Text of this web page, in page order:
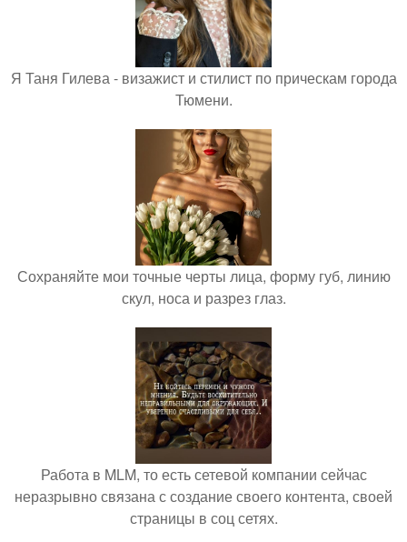
Я Таня Гилева - визажист и стилист по прическам города
Тюмени.
Сохраняйте мои точные черты лица, форму губ, линию
скул, носа и разрез глаз.
Работа в MLM, то есть сетевой компании сейчас
неразрывно связана с создание своего контента, своей
страницы в соц сетях.